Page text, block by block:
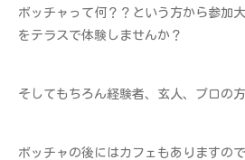
ボッチャって何？？という方から参加
をテラスで体験しませんか？
そしてもちろん経験者、玄人、プロ
ボッチャの後にはカフェもありますの